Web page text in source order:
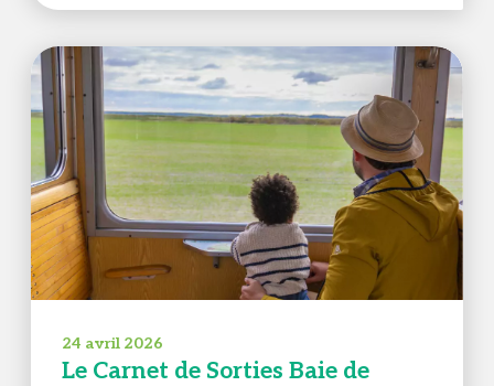
24 avril 2026
Le Carnet de Sorties Baie de